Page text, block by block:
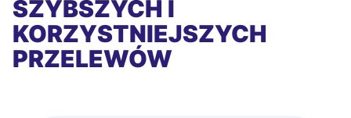
SZYBSZYCH I
KORZYSTNIEJSZYCH
PRZELEWÓW